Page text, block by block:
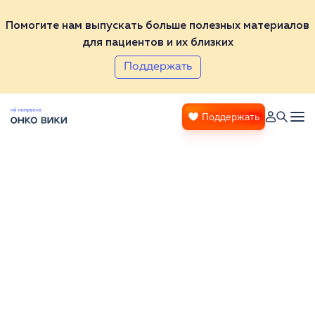
Помогите нам выпускать больше полезных материалов
для пациентов и их близких
Поддержать
Поддержать